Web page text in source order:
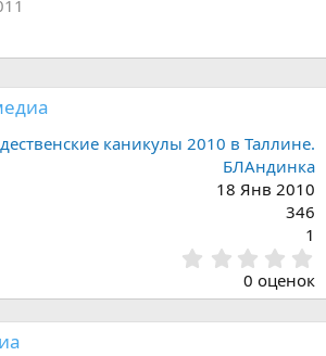
каникулы 2010 в Таллине.
БЛАндинка
18 Янв 2010
346
1
.
0
0
0 оценок